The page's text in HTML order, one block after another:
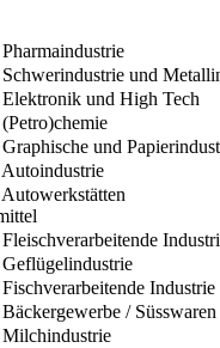
Pharmaindustrie
Schwerindustrie und
Elektronik und High Tech
(Petro)chemie
Graphische und
Autoindustrie
Autowerkstätten
Fleischverarbeitende
Geflügelindustrie
Fischverarbeitende Industrie
Bäckergewerbe / Süsswaren
Milchindustrie